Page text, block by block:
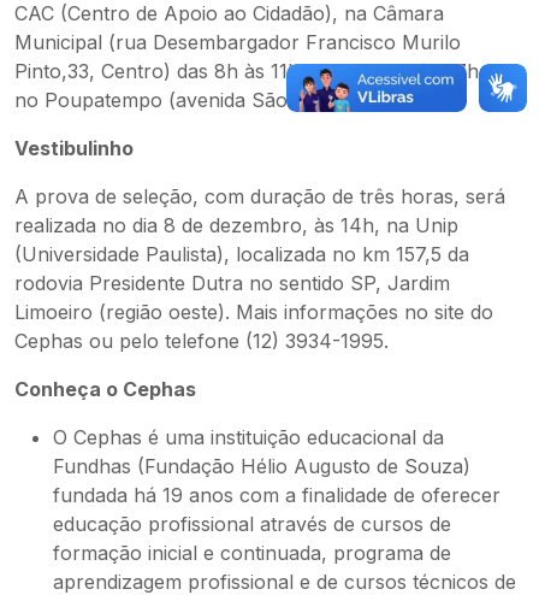
CAC (Centro de Apoio ao Cidadão), na Câmara
Municipal (rua Desembargador Francisco Murilo
Pinto,33, Centro) das 8h às 11h30 e das 13h às 17h, e
no Poupatempo (avenida São João 2.200).
Vestibulinho
A prova de seleção, com duração de três horas, será
realizada no dia 8 de dezembro, às 14h, na Unip
(Universidade Paulista), localizada no km 157,5 da
rodovia Presidente Dutra no sentido SP, Jardim
Limoeiro (região oeste). Mais informações no site do
Cephas ou pelo telefone (12) 3934-1995.
Conheça o Cephas
O Cephas é uma instituição educacional da
Fundhas (Fundação Hélio Augusto de Souza)
fundada há 19 anos com a finalidade de oferecer
educação profissional através de cursos de
formação inicial e continuada, programa de
aprendizagem profissional e de cursos técnicos de